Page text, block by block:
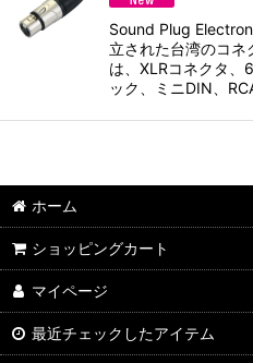
Sound Plug
立された台湾のコネ
は、XLRコネクタ、
ック、ミニDIN、
ホーム
ショッピングカート
マイページ
最近チェックしたアイテム